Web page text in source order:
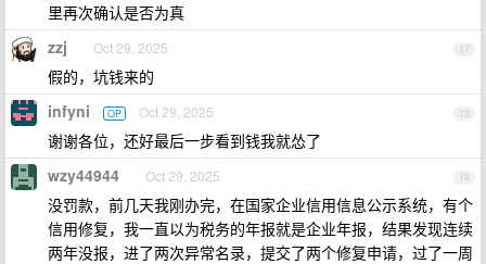
里再次确认是否为真
17
zzj Oct 29, 2025
假的，坑钱来的
18
infyni OP Oct 29, 2025
谢谢各位，还好最后一步看到钱我就怂了
19
wzy44944 Oct 29, 2025
没罚款，前几天我刚办完，在国家企业信用信息公示系统，有个
信用修复，我一直以为税务的年报就是企业年报，结果发现连续
两年没报，进了两次异常名录，提交了两个修复申请，过了一周